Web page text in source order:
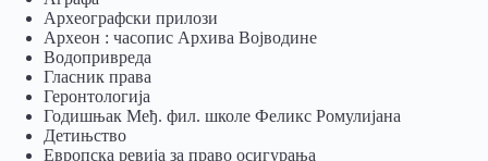
Археографски прилози
Археон : часопис Архива Војводине
Водопривреда
Гласник права
Геронтологија
Годишњак Међ. фил. школе Феликс Ромулијана
Детињство
Европска ревија за право осигурања